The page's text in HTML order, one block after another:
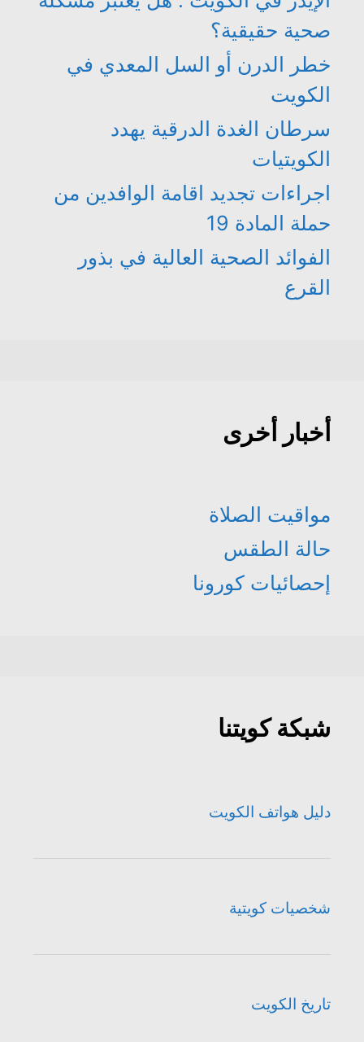
صحية حقيقية؟
خطر الدرن أو السل المعدي في
الكويت
سرطان الغدة الدرقية يهدد
الكويتيات
اجراءات تجديد اقامة الوافدين من
حملة المادة 19
الفوائد الصحية العالية في بذور
القرع
أخبار أخرى
مواقيت الصلاة
حالة الطقس
إحصائيات كورونا
شبكة كويتنا
دليل هواتف الكويت
شخصيات كويتية
تاريخ الكويت